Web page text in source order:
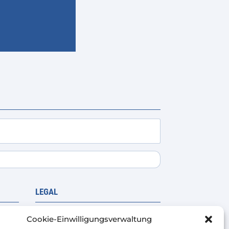
Cookie-Einwilligungsverwaltung
LEGAL
Rechtliche Warnung